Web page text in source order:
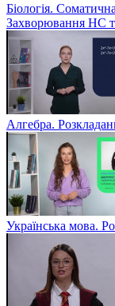
Біологія.
Захворювання НС
Алгебра.
Українська мова.